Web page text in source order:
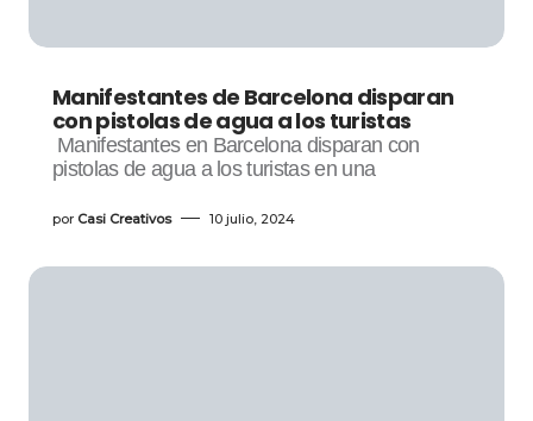
Manifestantes de Barcelona disparan
con pistolas de agua a los turistas
Manifestantes en Barcelona disparan con
pistolas de agua a los turistas en una
por Casi Creativos 10 julio, 2024